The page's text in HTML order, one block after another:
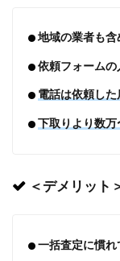
地域の業者も
依頼フォーム
電話は依頼し
下取りより数
＜デメリット
一括査定に慣